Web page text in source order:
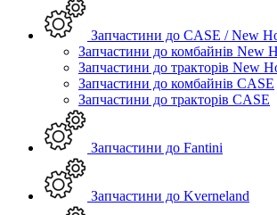
Запчастини до CASE / New
Запчастини до комбайнів New
Запчастини до тракторів New
Запчастини до комбайнів CASE
Запчастини до тракторів CASE
Запчастини до Fantini
Запчастини до Kverneland